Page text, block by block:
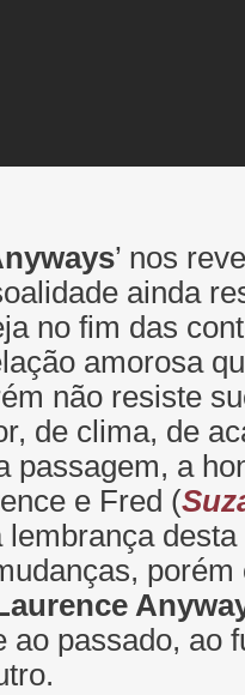
’ nos
ainda
no fim das
amorosa
não resiste
de clima, de
passagem, a
e Fred (
ao passado, ao